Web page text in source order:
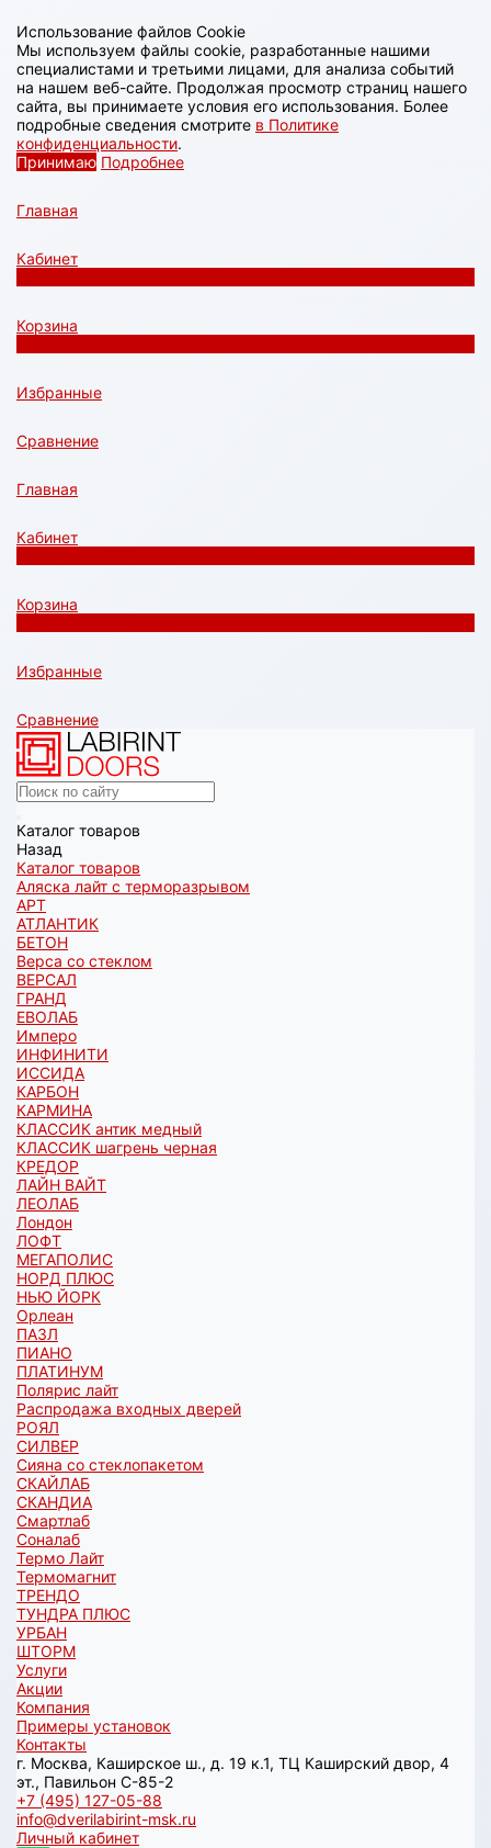
Использование файлов Cookie
Мы используем файлы cookie, разработанные нашими
специалистами и третьими лицами, для анализа событий
на нашем веб-сайте. Продолжая просмотр страниц нашего
сайта, вы принимаете условия его использования. Более
подробные сведения смотрите в Политике
конфиденциальности.
Принимаю Подробнее
Главная
Кабинет
Корзина
Избранные
Сравнение
Главная
Кабинет
Корзина
Избранные
Сравнение
Каталог товаров
Назад
Каталог товаров
Аляска лайт с терморазрывом
АРТ
АТЛАНТИК
БЕТОН
Верса со стеклом
ВЕРСАЛ
ГРАНД
ЕВОЛАБ
Имперо
ИНФИНИТИ
ИССИДА
КАРБОН
КАРМИНА
КЛАССИК антик медный
КЛАССИК шагрень черная
КРЕДОР
ЛАЙН ВАЙТ
ЛЕОЛАБ
Лондон
ЛОФТ
МЕГАПОЛИС
НОРД ПЛЮС
НЬЮ ЙОРК
Орлеан
ПАЗЛ
ПИАНО
ПЛАТИНУМ
Полярис лайт
Распродажа входных дверей
РОЯЛ
СИЛВЕР
Сияна со стеклопакетом
СКАЙЛАБ
СКАНДИA
Смартлаб
Соналаб
Термо Лайт
Термомагнит
ТРЕНДО
ТУНДРА ПЛЮС
УРБАН
ШТОРМ
Услуги
Акции
Компания
Примеры установок
Контакты
г. Москва, Каширское ш., д. 19 к.1, ТЦ Каширский двор, 4
эт., Павильон C-85-2
+7 (495) 127-05-88‬
info@dverilabirint-msk.ru
Личный кабинет